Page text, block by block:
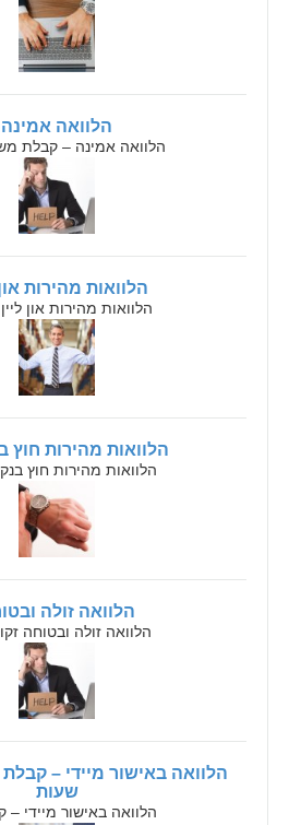
הלוואה אמינה
הלוואה אמינה – קבלת
הלוואות מהירות און
הלוואות מהירות און ליין
הלוואות מהירות חוץ
הלוואות מהירות חוץ
הלוואה זולה
הלוואה זולה ובטוחה
שעות
הלוואה באישור מיידי –